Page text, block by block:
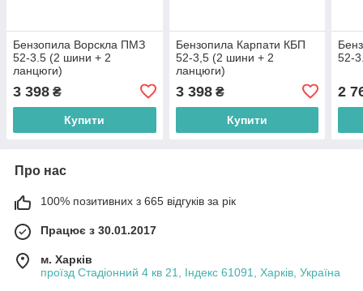
Бензопила Ворскла ПМЗ
52-3.5 (2 шини + 2
ланцюги)
3 398 ₴
Купити
Бензопила Карпати КБП
52-3,5 (2 шини + 2
ланцюги)
3 398₴
Купити
52-
2
Про нас
100% позитивних з 665 відгуків за рік
Працює з 30.01.2017
м. Харків
проїзд Стадіонний 4 кв 21, Індекс 61091, Харків, Україна